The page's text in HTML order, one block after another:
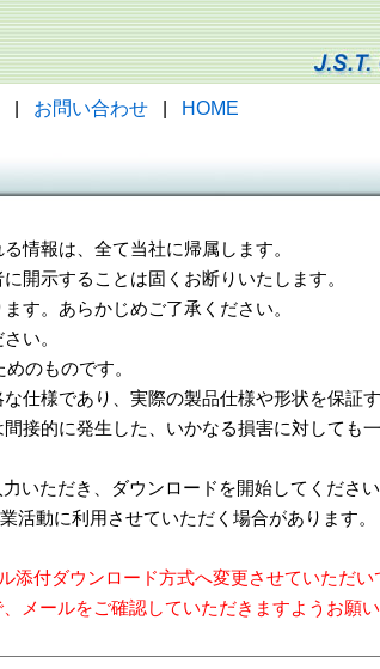
お問い合わせ HOME
情報は、全て当社に帰属します。
開示することは固くお断りいたします。
す。あらかじめご了承ください。
い。
のものです。
仕様であり、実際の製品仕様や形状を保証す
接的に発生した、いかなる損害に対しても一
いただき、ダウンロードを開始してください
活動に利用させていただく場合があります。
付ダウンロード方式へ変更させていただい
メールをご確認していただきますようお願い